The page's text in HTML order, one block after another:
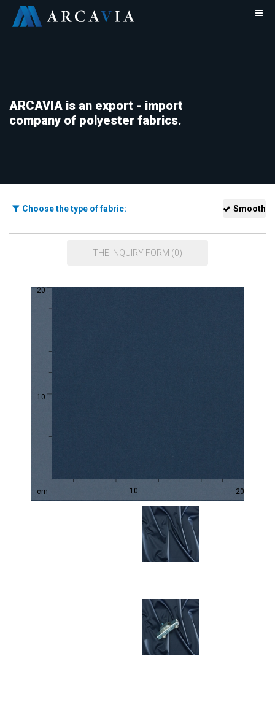
ARCAVIA is an export - import
company of polyester fabrics.
Choose the type of fabric: Smooth
THE INQUIRY FORM (0)